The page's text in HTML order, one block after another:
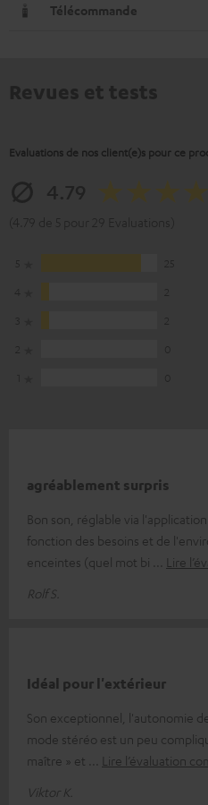
Télécommande
Evaluations de nos client(e)s pour ce
agréablement surpris
Bon son, réglable via
fonction des besoins et de
enceintes (quel mot bi
Lire
Rolf S.
Idéal pour l'extérieur
Son exceptionnel, l'autonomie
mode stéréo est un peu
maître » et
Lire l’évaluation
Viktor K.